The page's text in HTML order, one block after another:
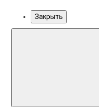
Закрыть